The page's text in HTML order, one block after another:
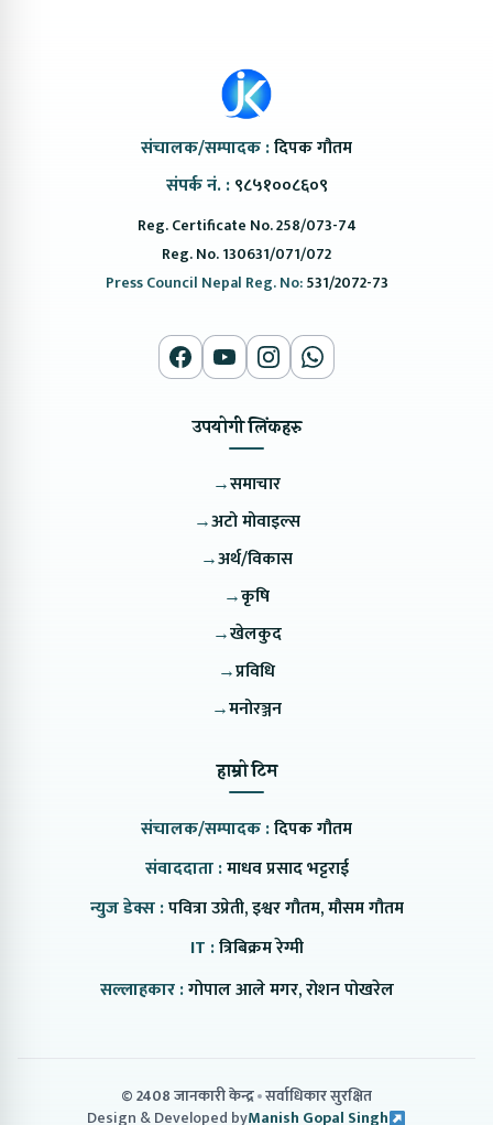
संचालक/सम्पादक :दिपक गौतम
संपर्क नं. : ९८५१००८६०९
Reg. Certificate No. 258/073-74
Reg. No. 130631/071/072
Press Council Nepal Reg. No:531/2072-73
उपयोगी लिंकहरु
→समाचार
→अटो मोवाइल्स
→अर्थ/विकास
→कृषि
→खेलकुद
→प्रविधि
→मनोरञ्जन
हाम्रो टिम
संचालक/सम्पादक :दिपक गौतम
संवाददाता :माधव प्रसाद भट्टराई
न्युज डेक्स :पवित्रा उप्रेती, इश्वर गौतम, मौसम गौतम
IT :त्रिबिक्रम रेग्मी
सल्लाहकार :गोपाल आले मगर, रोशन पोखरेल
© 2408 जानकारी केन्द्र सर्वाधिकार सुरक्षित
Design & Developed byManish Gopal Singh